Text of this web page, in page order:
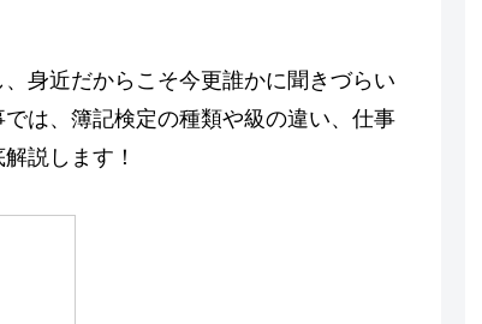
身近だからこそ今更誰かに聞きづらい
は、簿記検定の種類や級の違い、仕事
説します！